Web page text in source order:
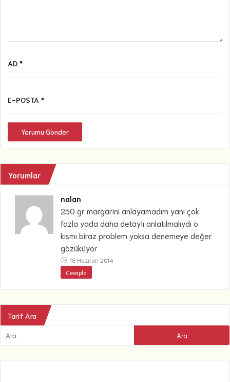
AD *
E-POSTA *
Yorumu Gönder
Yorumlar
nalan
250 gr margarini anlayamadım yani çok
fazla yada daha detaylı anlatılmalıydı o
kısmı biraz problem yoksa denemeye değer
gözüküyor
18 Haziran 2014
Cevapla
Tarif Ara